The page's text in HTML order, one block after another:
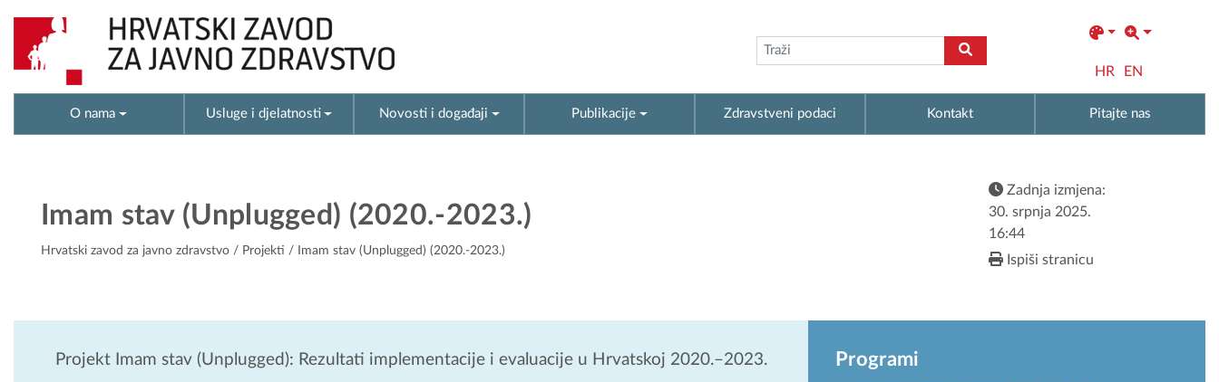
HR EN
O nama Usluge i djelatnosti Novosti i događaji Publikacije Zdravstveni podaci Kontakt Pitajte nas
Imam stav (Unplugged) (2020.-2023.)
Hrvatski zavod za javno zdravstvo / Projekti / Imam stav (Unplugged) (2020.-2023.)
Zadnja izmjena:
30. srpnja 2025.
16:44
Ispiši stranicu
Projekt Imam stav (Unplugged): Rezultati implementacije i evaluacije u Hrvatskoj 2020.–2023. Programi